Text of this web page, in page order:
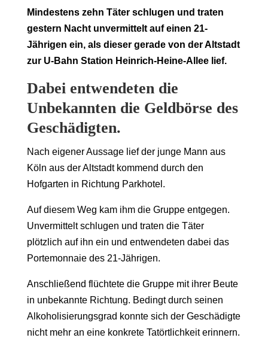
Mindestens zehn Täter schlugen und traten
gestern Nacht unvermittelt auf einen 21-
Jährigen ein, als dieser gerade von der Altstadt
zur U-Bahn Station Heinrich-Heine-Allee lief.
Dabei entwendeten die
Unbekannten die Geldbörse des
Geschädigten.
Nach eigener Aussage lief der junge Mann aus
Köln aus der Altstadt kommend durch den
Hofgarten in Richtung Parkhotel.
Auf diesem Weg kam ihm die Gruppe entgegen.
Unvermittelt schlugen und traten die Täter
plötzlich auf ihn ein und entwendeten dabei das
Portemonnaie des 21-Jährigen.
Anschließend flüchtete die Gruppe mit ihrer Beute
in unbekannte Richtung. Bedingt durch seinen
Alkoholisierungsgrad konnte sich der Geschädigte
nicht mehr an eine konkrete Tatörtlichkeit erinnern.